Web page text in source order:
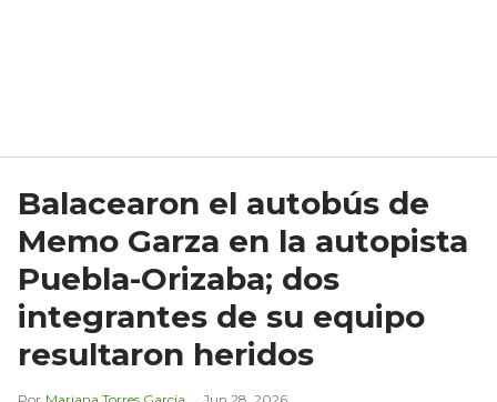
Balacearon el autobús de
Memo Garza en la autopista
Puebla-Orizaba; dos
integrantes de su equipo
resultaron heridos